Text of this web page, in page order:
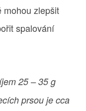
mohou zlepšit
spalování
25 – 35 g
prsou je cca